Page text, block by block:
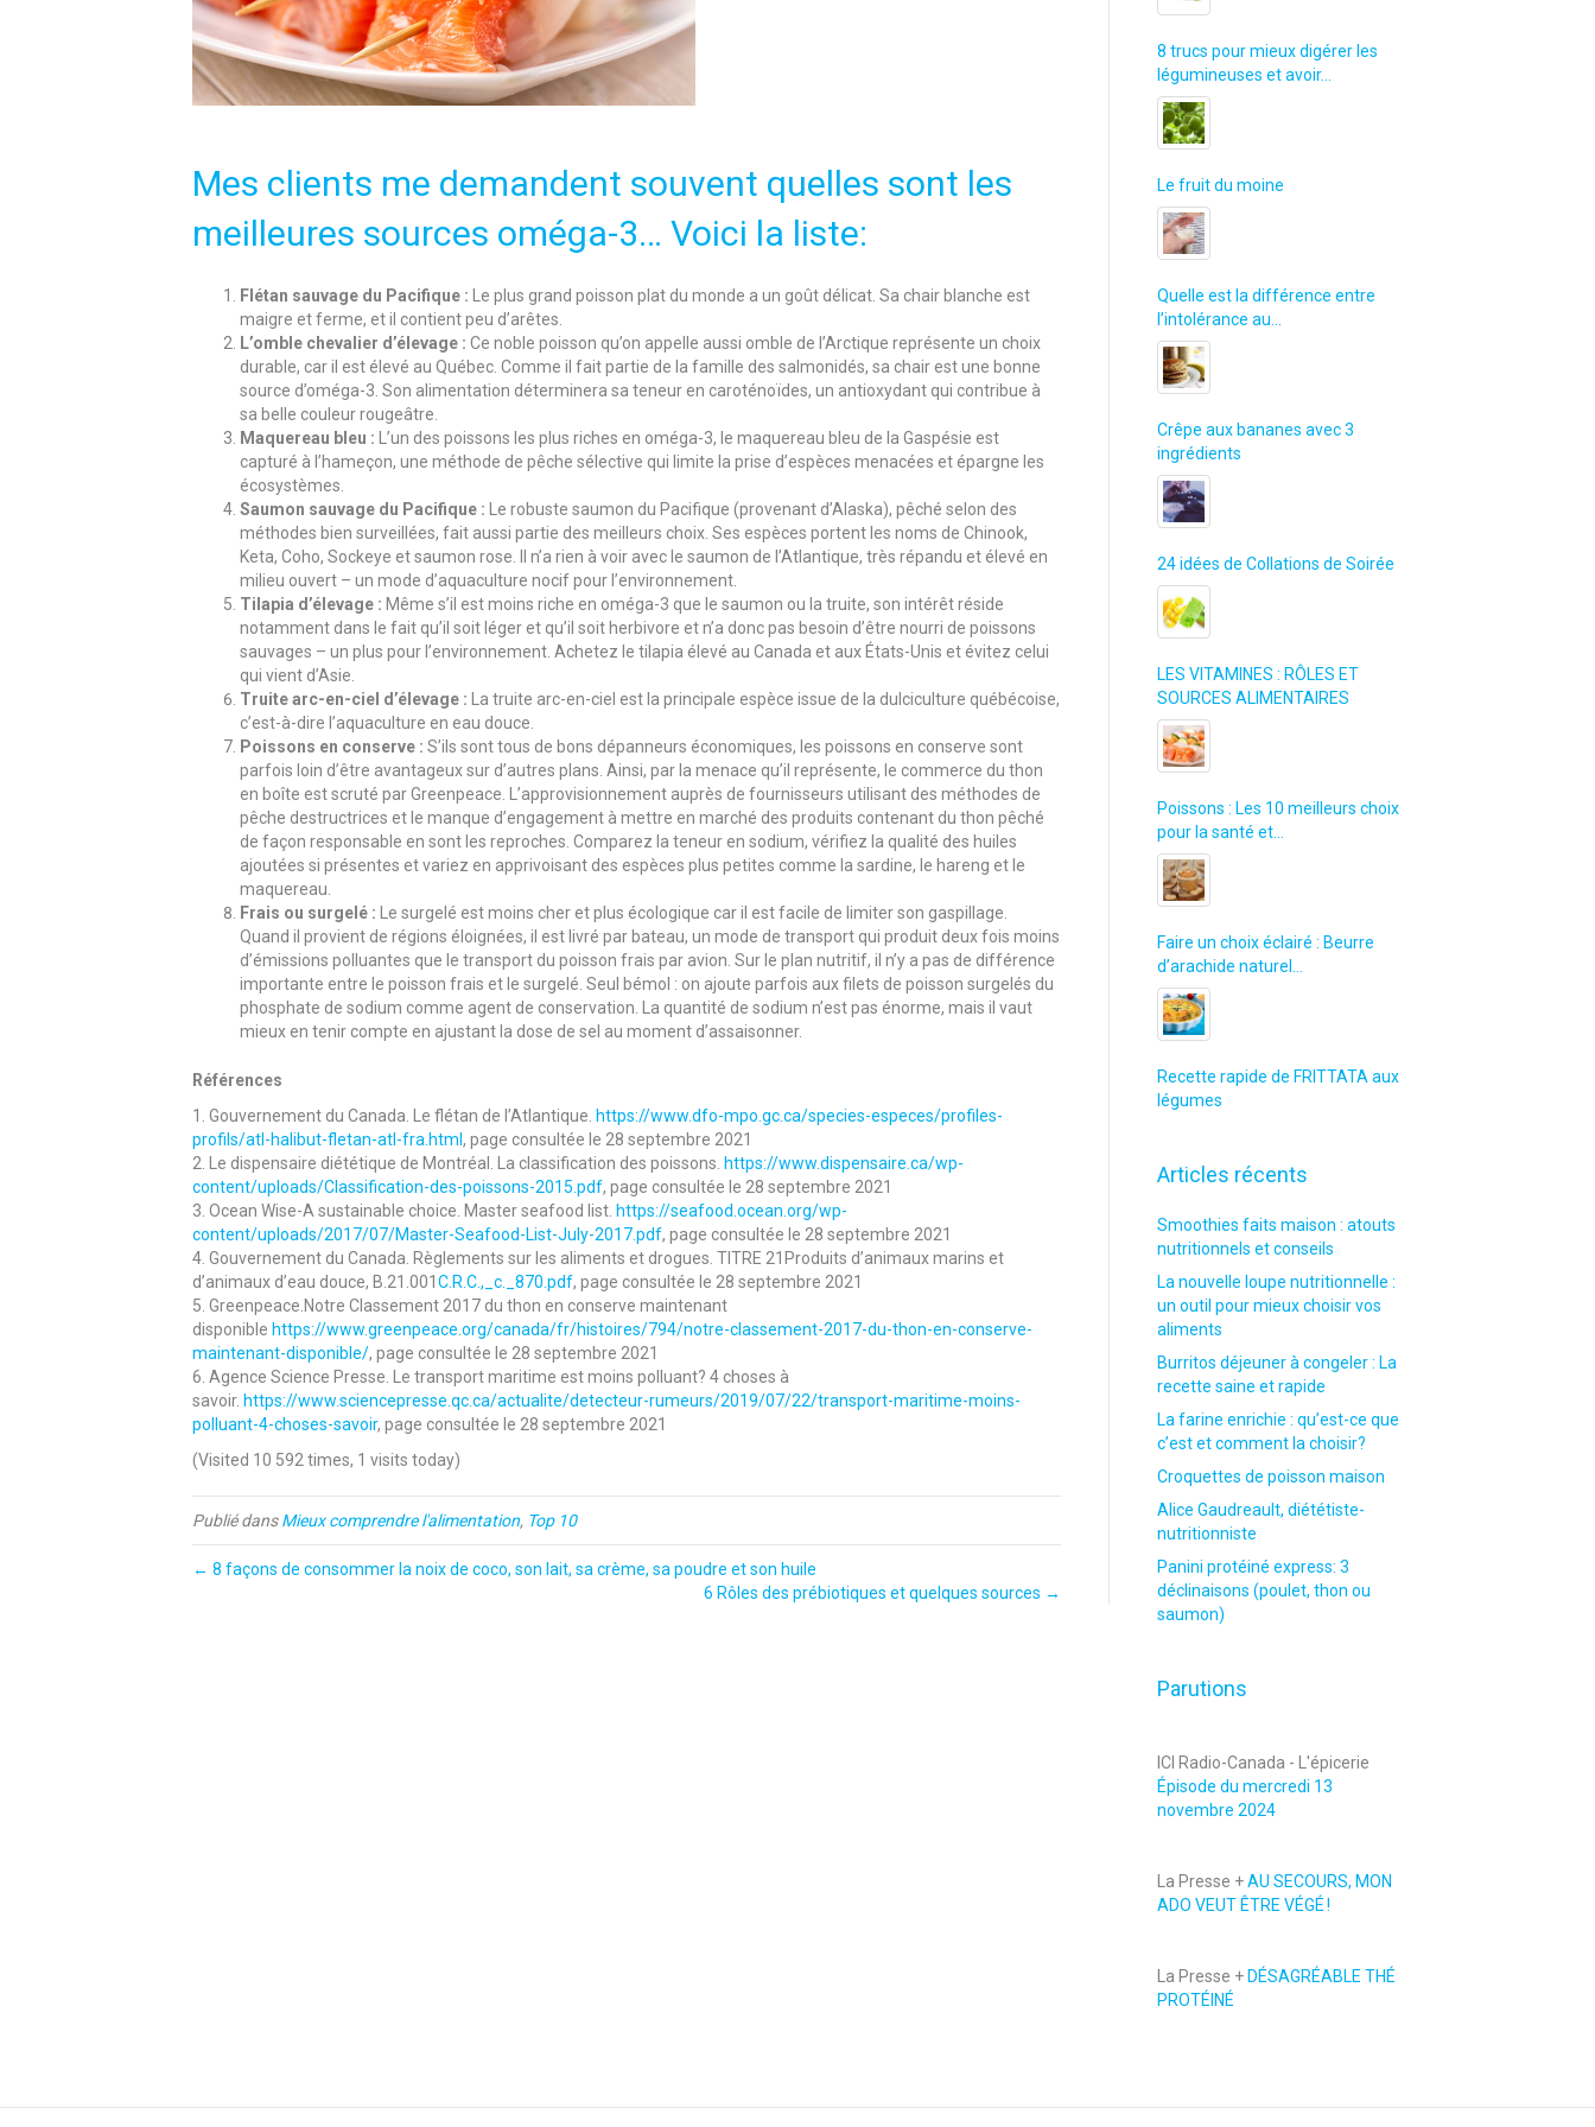
Mes clients me demandent souvent quelles sont les
meilleures sources oméga-3… Voici la liste:
Flétan sauvage du Pacifique : Le plus grand poisson plat du monde a un goût délicat. Sa chair blanche est
maigre et ferme, et il contient peu d’arêtes.
L’omble chevalier d’élevage : Ce noble poisson qu’on appelle aussi omble de l’Arctique représente un choix
durable, car il est élevé au Québec. Comme il fait partie de la famille des salmonidés, sa chair est une bonne
source d’oméga-3. Son alimentation déterminera sa teneur en caroténoïdes, un antioxydant qui contribue à
sa belle couleur rougeâtre.
Maquereau bleu : L’un des poissons les plus riches en oméga-3, le maquereau bleu de la Gaspésie est
capturé à l’hameçon, une méthode de pêche sélective qui limite la prise d’espèces menacées et épargne les
écosystèmes.
Saumon sauvage du Pacifique : Le robuste saumon du Pacifique (provenant d’Alaska), pêché selon des
méthodes bien surveillées, fait aussi partie des meilleurs choix. Ses espèces portent les noms de Chinook,
Keta, Coho, Sockeye et saumon rose. Il n’a rien à voir avec le saumon de l’Atlantique, très répandu et élevé en
milieu ouvert – un mode d’aquaculture nocif pour l’environnement.
Tilapia d’élevage : Même s’il est moins riche en oméga-3 que le saumon ou la truite, son intérêt réside
notamment dans le fait qu’il soit léger et qu’il soit herbivore et n’a donc pas besoin d’être nourri de poissons
sauvages – un plus pour l’environnement. Achetez le tilapia élevé au Canada et aux États-Unis et évitez celui
qui vient d’Asie.
Truite arc-en-ciel d’élevage : La truite arc-en-ciel est la principale espèce issue de la dulciculture québécoise,
c’est-à-dire l’aquaculture en eau douce.
Poissons en conserve : S’ils sont tous de bons dépanneurs économiques, les poissons en conserve sont
parfois loin d’être avantageux sur d’autres plans. Ainsi, par la menace qu’il représente, le commerce du thon
en boîte est scruté par Greenpeace. L’approvisionnement auprès de fournisseurs utilisant des méthodes de
pêche destructrices et le manque d’engagement à mettre en marché des produits contenant du thon pêché
de façon responsable en sont les reproches. Comparez la teneur en sodium, vérifiez la qualité des huiles
ajoutées si présentes et variez en apprivoisant des espèces plus petites comme la sardine, le hareng et le
maquereau.
Frais ou surgelé :
Le surgelé est moins cher et plus écologique car il est facile de limiter son gaspillage.
Quand il provient de régions éloignées, il est livré par bateau, un mode de transport qui produit deux fois moins
d’émissions polluantes que le transport du poisson frais par avion. Sur le plan nutritif, il n’y a pas de différence
importante entre le poisson frais et le surgelé. Seul bémol : on ajoute parfois aux filets de poisson surgelés du
phosphate de sodium comme agent de conservation. La quantité de sodium n’est pas énorme, mais il vaut
mieux en tenir compte en ajustant la dose de sel au moment d’assaisonner.
Références
1. Gouvernement du Canada. Le flétan de l’Atlantique. https://www.dfo-mpo.gc.ca/species-especes/profiles-
profils/atl-halibut-fletan-atl-fra.html , page consultée le 28 septembre 2021
2. Le dispensaire diététique de Montréal. La classification des poissons. https://www.dispensaire.ca/wp-
content/uploads/Classification-des-poissons-2015.pdf, page consultée le 28 septembre 2021
3. Ocean Wise-A sustainable choice. Master seafood list. https://seafood.ocean.org/wp-
content/uploads/2017/07/Master-Seafood-List-July-2017.pdf, page consultée le 28 septembre 2021
4. Gouvernement du Canada. Règlements sur les aliments et drogues. TITRE 21Produits d’animaux marins et
d’animaux d’eau douce, B.21.001 C.R.C.,_c._870.pdf, page consultée le 28 septembre 2021
5. Greenpeace.Notre Classement 2017 du thon en conserve maintenant
disponible https://www.greenpeace.org/canada/fr/histoires/794/notre-classement-2017-du-thon-en-conserve-
maintenant-disponible/, page consultée le 28 septembre 2021
6. Agence Science Presse. Le transport maritime est moins polluant? 4 choses à
savoir. https://www.sciencepresse.qc.ca/actualite/detecteur-rumeurs/2019/07/22/transport-maritime-moins-
polluant-4-choses-savoir, page consultée le 28 septembre 2021
(Visited 10 592 times, 1 visits today)
Publié dansMieux comprendre l'alimentation, Top 10
← 8 façons de consommer la noix de coco, son lait, sa crème, sa poudre et son huile
6 Rôles des prébiotiques et quelques sources →
8 trucs pour mieux digérer les
légumineuses et avoir…
Le fruit du moine
Quelle est la différence entre
l’intolérance au…
Crêpe aux bananes avec 3
ingrédients
24 idées de Collations de Soirée
LES VITAMINES : RÔLES ET
SOURCES ALIMENTAIRES
Poissons : Les 10 meilleurs choix
pour la santé et…
Faire un choix éclairé : Beurre
d’arachide naturel…
Recette rapide de FRITTATA aux
légumes
Articles récents
Smoothies faits maison : atouts
nutritionnels et conseils
La nouvelle loupe nutritionnelle :
un outil pour mieux choisir vos
aliments
Burritos déjeuner à congeler : La
recette saine et rapide
La farine enrichie : qu’est-ce que
c’est et comment la choisir?
Croquettes de poisson maison
Alice Gaudreault, diététiste-
nutritionniste
Panini protéiné express: 3
déclinaisons (poulet, thon ou
saumon)
Parutions
ICI Radio-Canada - L'épicerie
Épisode du mercredi 13
novembre 2024
La Presse +AU SECOURS, MON
ADO VEUT ÊTRE VÉGÉ !
La Presse + DÉSAGRÉABLE THÉ
PROTÉINÉ